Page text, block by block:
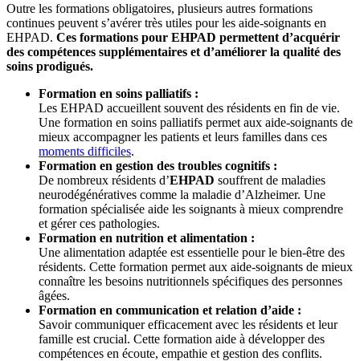
Outre les formations obligatoires, plusieurs autres formations
continues peuvent s’avérer très utiles pour les aide-soignants en
EHPAD. Ces formations pour EHPAD permettent d’acquérir
des compétences supplémentaires et d’améliorer la qualité des
soins prodigués.
Formation en soins palliatifs :
Les EHPAD accueillent souvent des résidents en fin de vie.
Une formation en soins palliatifs permet aux aide-soignants de
mieux accompagner les patients et leurs familles dans ces
moments difficiles.
Formation en gestion des troubles cognitifs :
De nombreux résidents d’EHPAD souffrent de maladies
neurodégénératives comme la maladie d’Alzheimer. Une
formation spécialisée aide les soignants à mieux comprendre
et gérer ces pathologies.
Formation en nutrition et alimentation :
Une alimentation adaptée est essentielle pour le bien-être des
résidents. Cette formation permet aux aide-soignants de mieux
connaître les besoins nutritionnels spécifiques des personnes
âgées.
Formation en communication et relation d’aide :
Savoir communiquer efficacement avec les résidents et leur
famille est crucial. Cette formation aide à développer des
compétences en écoute, empathie et gestion des conflits.